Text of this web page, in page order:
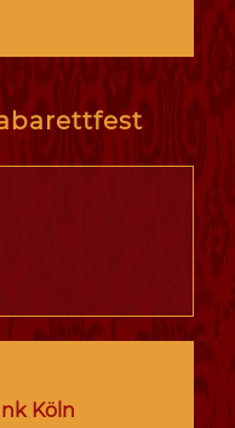
Köln